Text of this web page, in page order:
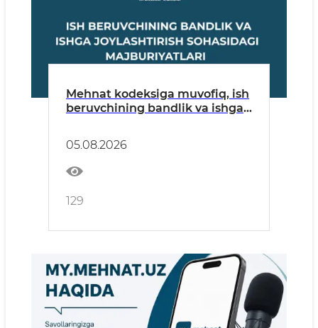
Mehnat kodeksiga muvofiq, ish
beruvchining bandlik va ishga
05.08.2026
129